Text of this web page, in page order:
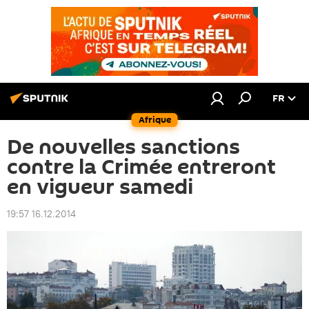
Afrique
FR
De nouvelles sanctions
contre la Crimée entreront
en vigueur samedi
19:57 16.12.2014